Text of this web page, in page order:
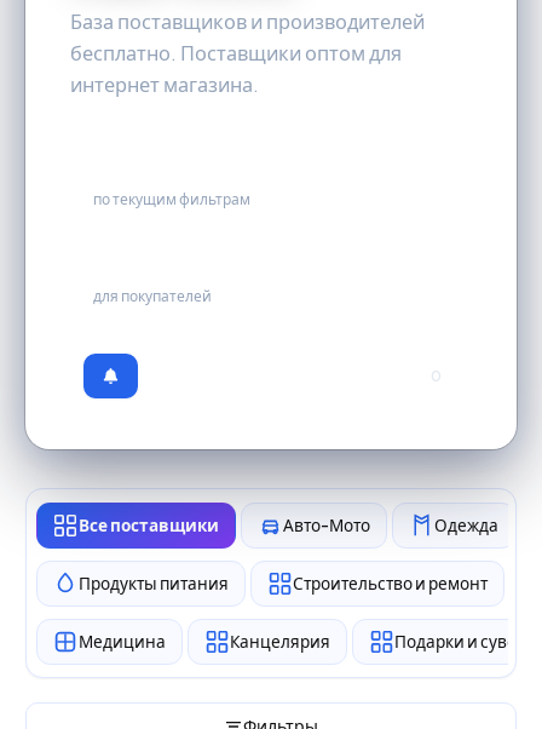
База поставщиков и производителей
бесплатно. Поставщики оптом для
интернет магазина.
по текущим фильтрам
для покупателей
0
Все поставщики Авто-Мото Одежда
Продукты питания Строительство и ремонт
Медицина Канцелярия Подарки и